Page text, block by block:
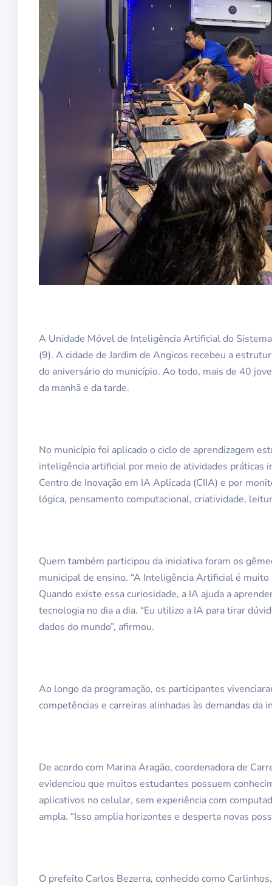
A Unidade Móvel de Inteligência Artificial do
(9). A cidade de Jardim de Angicos recebeu a
do aniversário do município. Ao todo, mais de 40
da manhã e da tarde.
No município foi aplicado o ciclo de aprendizagem
inteligência artificial por meio de atividades práticas
Centro de Inovação em IA Aplicada (CIIA) e por
lógica, pensamento computacional, criatividade,
Quem também participou da iniciativa foram os
municipal de ensino. “A Inteligência Artificial é
Quando existe essa curiosidade, a IA ajuda a
tecnologia no dia a dia. “Eu utilizo a IA para tirar
dados do mundo”, afirmou.
Ao longo da programação, os participantes
competências e carreiras alinhadas às demandas
De acordo com Marina Aragão, coordenadora de
evidenciou que muitos estudantes possuem
aplicativos no celular, sem experiência com
ampla. “Isso amplia horizontes e desperta novas
O prefeito Carlos Bezerra, conhecido como